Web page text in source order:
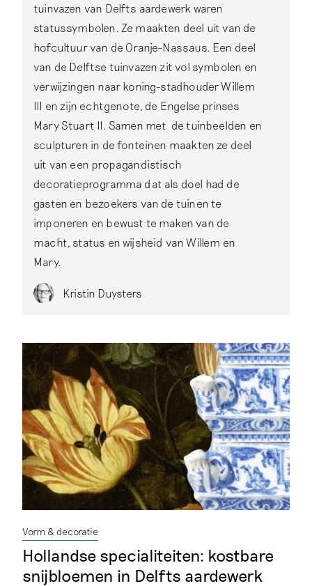
tuinvazen van Delfts aardewerk waren
statussymbolen. Ze maakten deel uit van de
hofcultuur van de Oranje-Nassaus. Een deel
van de Delftse tuinvazen zit vol symbolen en
verwijzingen naar koning-stadhouder Willem
III en zijn echtgenote, de Engelse prinses
Mary Stuart II. Samen met de tuinbeelden en
sculpturen in de fonteinen maakten ze deel
uit van een propagandistisch
decoratieprogramma dat als doel had de
gasten en bezoekers van de tuinen te
imponeren en bewust te maken van de
macht, status en wijsheid van Willem en
Mary.
Kristin Duysters
Vorm & decoratie
Hollandse specialiteiten: kostbare
snijbloemen in Delfts aardewerk